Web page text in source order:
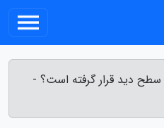
سطح دید قرار گرفته است؟ -